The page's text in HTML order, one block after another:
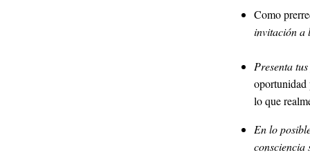
Como
invitación a
Presenta
oportunidad
lo que
En lo
consciencia